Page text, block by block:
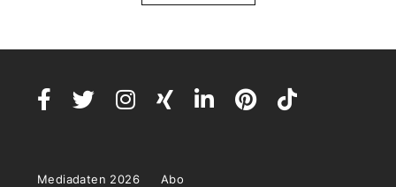
Mediadaten 2026 Abo